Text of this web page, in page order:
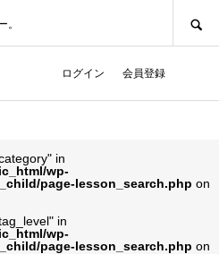
。
ログイン 会員登録
in
wp-
page-lesson_search.php on
in
wp-
page-lesson_search.php on